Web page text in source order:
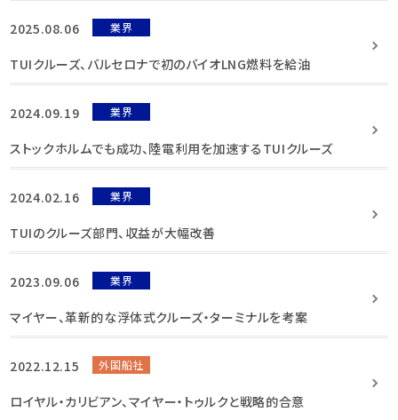
2025.08.06 業界
TUIクルーズ、バルセロナで初のバイオLNG燃料を給油
2024.09.19 業界
ストックホルムでも成功、陸電利用を加速するTUIクルーズ
2024.02.16 業界
TUIのクルーズ部門、収益が大幅改善
2023.09.06 業界
マイヤー、革新的な浮体式クルーズ・ターミナルを考案
2022.12.15 外国船社
ロイヤル・カリビアン、マイヤー・トゥルクと戦略的合意